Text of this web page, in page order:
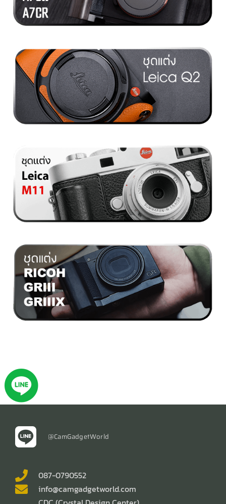
@CamGadgetWorld
087-0790552
info@camgadgetworld.com